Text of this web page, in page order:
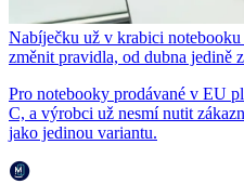
Nabíječku už v krabici
změnit pravidla, od dubna jedině
Pro notebooky prodávané v EU
C, a výrobci už nesmí nutit
jako jedinou variantu.